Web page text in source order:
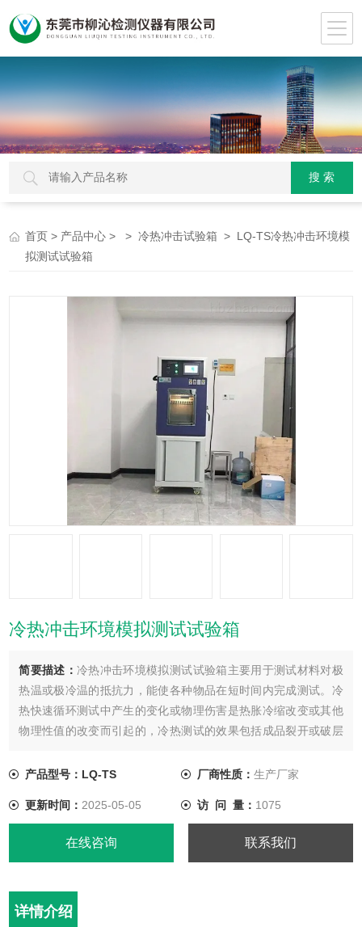
首页 > 产品中心 > >冷热冲击试验箱 > LQ-TS冷热冲击环境模
拟测试试验箱
冷热冲击环境模拟测试试验箱
简要描述： 冷热冲击环境模拟测试试验箱主要用于测试材料对极
热温或极冷温的抵抗力，能使各种物品在短时间内完成测试。冷
热快速循环测试中产生的变化或物理伤害是热胀冷缩改变或其他
物理性值的改变而引起的，冷热测试的效果包括成品裂开或破层
使每个顾客都可以简易操作。
产品型号：LQ-TS 厂商性质： 生产厂家
更新时间： 2025-05-05 访 问 量： 1075
在线咨询 联系我们
详情介绍